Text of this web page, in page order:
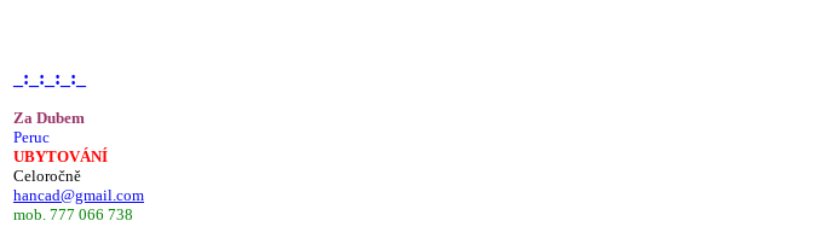
_:_:_:_:_
Za Dubem
Peruc
UBYTOVÁNÍ
Celoročně
hancad@gmail.com
mob. 777 066 738